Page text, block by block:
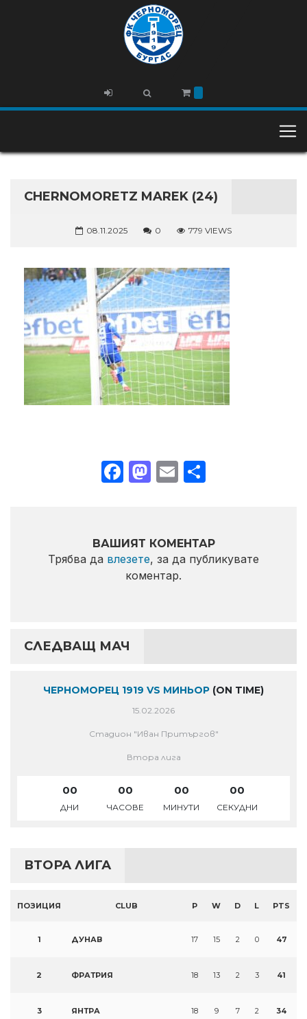
CHERNOMORETZ MAREK (24)
08.11.2025 0 779 VIEWS
Facebook
Mastodon
Email
ВАШИЯТ КОМЕНТАР
Трябва да влезете, за да публикувате
коментар.
СЛЕДВАЩ МАЧ
ЧЕРНОМОРЕЦ 1919 VS МИНЬОР (ON TIME)
15.02.2026
Стадион "Иван Притъргов"
Втора лига
00
ДНИ
00
ЧАСОВЕ
00
МИНУТИ
00
СЕКУДНИ
ВТОРА ЛИГА
ПОЗИЦИЯ CLUB P W D L PTS
1 ДУНАВ 17 15 2 0 47
2 ФРАТРИЯ 18 13 2 3 41
3 ЯНТРА 18 9 7 2 34